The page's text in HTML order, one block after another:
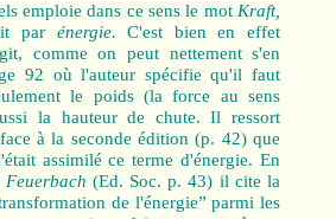
emploie dans ce sens le motKraft,
par énergie.C'est bien en effet
comme on peut nettement s'en
92 où l'auteur spécifie qu'il faut
le poids (la force au sens
la hauteur de chute. Il ressort
à la seconde édition (p. 42) que
assimilé ce terme d'énergie. En
(Ed. Soc. p. 43) il cite la
de l'énergie” parmi les